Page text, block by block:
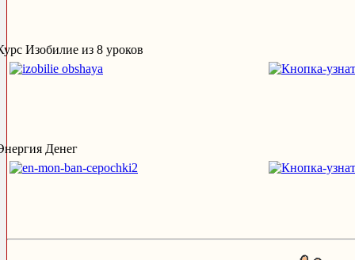
Изобилие из 8 уроков
Денег